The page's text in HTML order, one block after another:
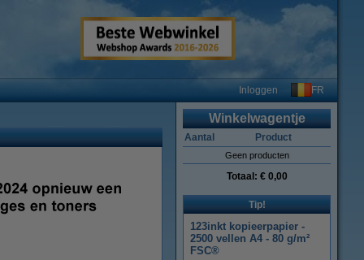
Inloggen FR
Winkelwagentje
Aantal Product
Geen producten
Totaal: € 0,00
Tip!
123inkt kopieerpapier -
2500 vellen A4 - 80 g/m²
FSC®